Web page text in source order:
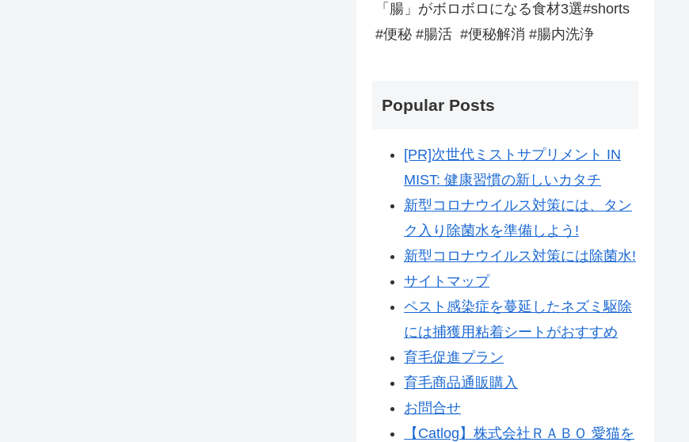
「腸」がボロボロになる食材3選#shorts
#便秘 #腸活 #便秘解消 #腸内洗浄
Popular Posts
[PR]次世代ミストサプリメント IN
MIST: 健康習慣の新しいカタチ
新型コロナウイルス対策には、タン
ク入り除菌水を準備しよう!
新型コロナウイルス対策には除菌水!
サイトマップ
ペスト感染症を蔓延したネズミ駆除
には捕獲用粘着シートがおすすめ
育毛促進プラン
育毛商品通販購入
お問合せ
【Catlog】株式会社ＲＡＢＯ 愛猫を